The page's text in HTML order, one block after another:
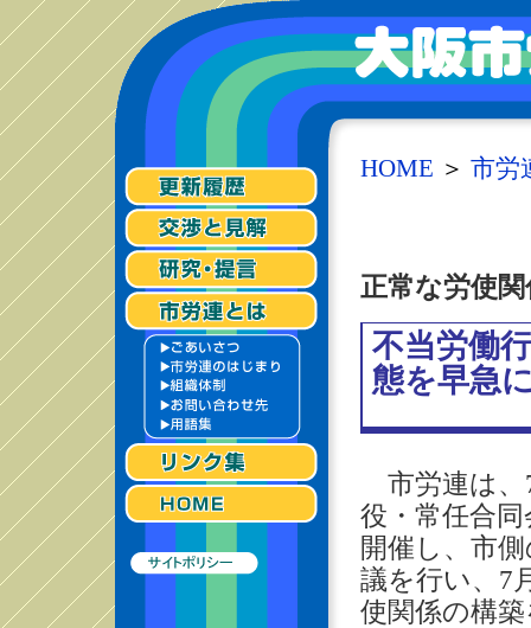
HOME ＞ 市労
正常な労使
不当労働
態を早急
市労連は、
役・常任合
開催し、市
議を行い、7
使関係の構